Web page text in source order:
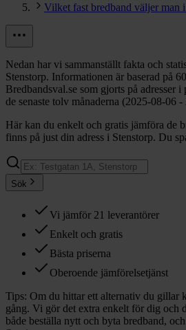
Vilket fast bredband väljer man
Nedan har vi sammanställt fakta och
Stenstorp. Informationen är baserad på
Bredbandsval.se som gjorts på adresser
de senaste tolv månaderna (2025-08-06
Här kan du enkelt och gratis jämföra de
finns på just din adress i Stenstorp. Du
Sök
Vi jämför 21 leverantörer
Enkelt och gratis
Bästa priserna
Oberoende jämförelsetjänst
Tips: Om du hittar ett alternativ du gillar
gång. Vi gör det extra enkelt för dig och
både beställa nytt och byta bredband,